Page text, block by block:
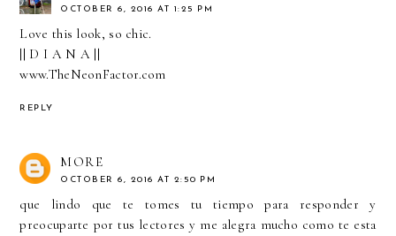
OCTOBER 6, 2016 AT 1:25 PM
Love this look, so chic.
|| D I A N A ||
www.TheNeonFactor.com
REPLY
MORE
OCTOBER 6, 2016 AT 2:50 PM
que lindo que te tomes tu tiempo para responder y
preocuparte por tus lectores y me alegra mucho como te esta